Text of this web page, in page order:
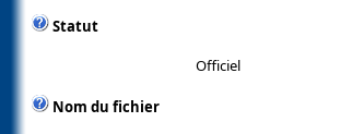
Statut
Officiel
Nom du fichier